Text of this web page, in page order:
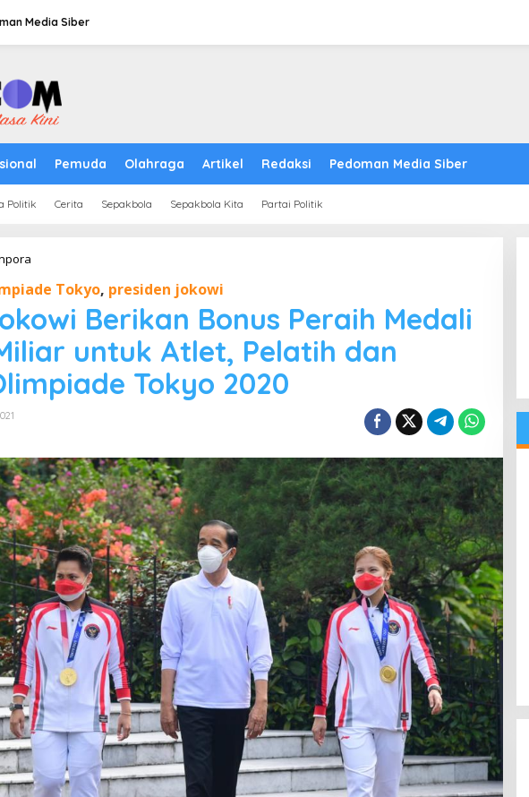
Media Siber
Pemuda Olahraga Artikel Redaksi Pedoman Media Siber
Politik Cerita Sepakbola Sepakbola Kita Partai Politik
Berikan
Peraih
Medali
Emas
Miliar
untuk
Ofisial
di
Olimpiade
Tokyo
2020
Tokyo, presiden jokowi
Berikan Bonus Peraih Medali
untuk Atlet, Pelatih dan
Tokyo 2020